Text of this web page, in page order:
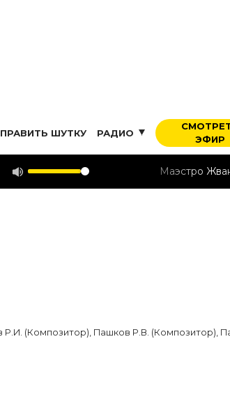
ШУТКУ РАДИО
ЭФИР
Маэстро Жванецкий
Р.И. (Композитор), Пашков Р.В. (Композитор),